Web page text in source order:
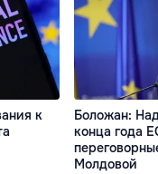
к
Боложан:
конца года
Молдовой